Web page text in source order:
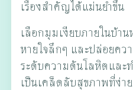
เรื่องสำคัญได้แม่นยำขึ้น
เลือกมุมเงียบภายในบ้า
หายใจลึกๆ และปล่อยคว
ระดับความดันโลหิตและ
เป็นเคล็ดลับสุขภาพที่ง่า